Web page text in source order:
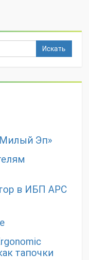
Искать
Эп»
в ИБП APC
тапочки